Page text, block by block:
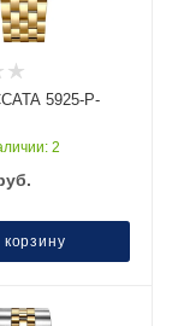
5925-P-
2
корзину